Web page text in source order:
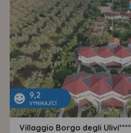
9,2
VYNIKAJÍCÍ
Villaggio Borgo degli Ulivi****